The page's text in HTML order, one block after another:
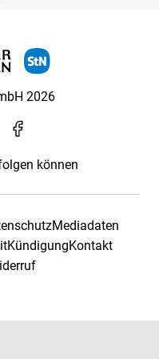
2026
können
Mediadaten
KündigungKontakt